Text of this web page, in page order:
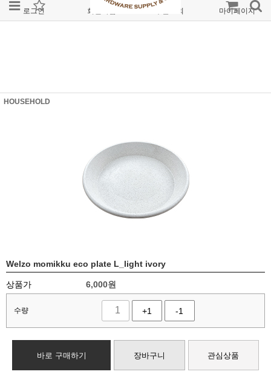
로그인 회원가입 주문조회 마이페이지
HOUSEHOLD
Welzo momikku eco plate L_light ivory
상품가 6,000원
수량 +1 -1
바로 구매하기 장바구니 관심상품